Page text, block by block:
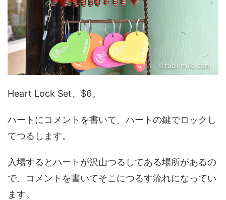
Heart Lock Set、$6。
ハートにコメントを書いて、ハートの鍵でロックし
てつるします。
入場するとハートが沢山つるしてある場所があるの
で、コメントを書いてそこにつるす流れになってい
ます。